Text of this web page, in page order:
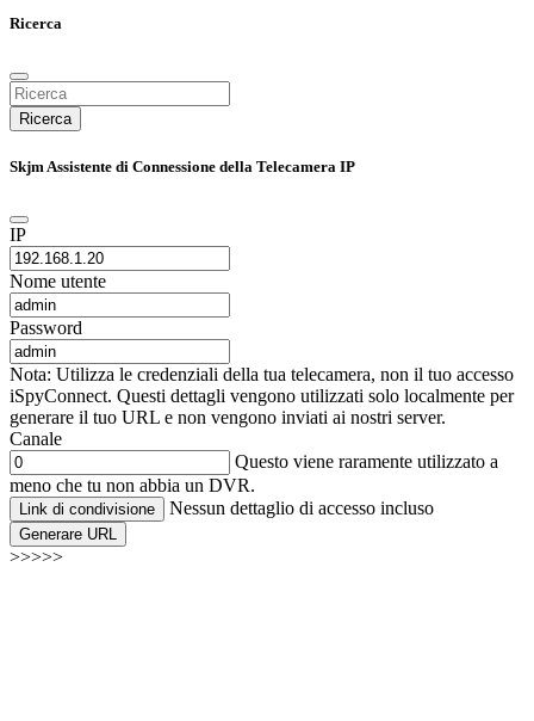
Ricerca
Ricerca
Skjm Assistente di Connessione della Telecamera IP
IP
Nome utente
Password
Nota: Utilizza le credenziali della tua telecamera, non il tuo accesso
iSpyConnect. Questi dettagli vengono utilizzati solo localmente per
generare il tuo URL e non vengono inviati ai nostri server.
Canale
Questo viene raramente utilizzato a
meno che tu non abbia un DVR.
Link di condivisione Nessun dettaglio di accesso incluso
Generare URL
>>>>>